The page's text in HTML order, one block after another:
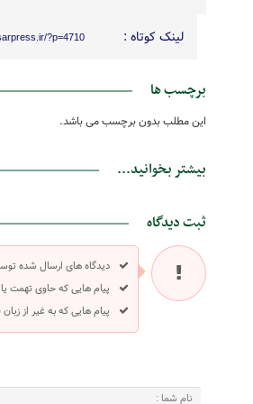
لینک کوتاه : ?p=4710
برچسب ها
این مطلب بدون برچسب می باشد.
بیشتر بخوانید...
ثبت دیدگاه
دیدگاه های ارسال شده
پیام هایی که حاوی تهمت
پیام هایی که به غیر از